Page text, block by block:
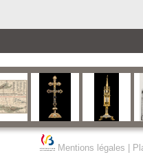
Mentions légales